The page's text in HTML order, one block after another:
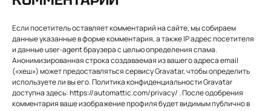
Если посетитель оставляет комментарий на сайте, мы собираем
данные указанные в форме комментария, а также IP адрес посетителя
и данные user-agent браузера с целью определения спама.
Анонимизированная строка создаваемая из вашего адреса email
(«хеш») может предоставляться сервису Gravatar, чтобы определить
используете ли вы его. Политика конфиденциальности Gravatar
доступна здесь: https://automattic.com/privacy/ . После одобрения
комментария ваше изображение профиля будет видимым публично в